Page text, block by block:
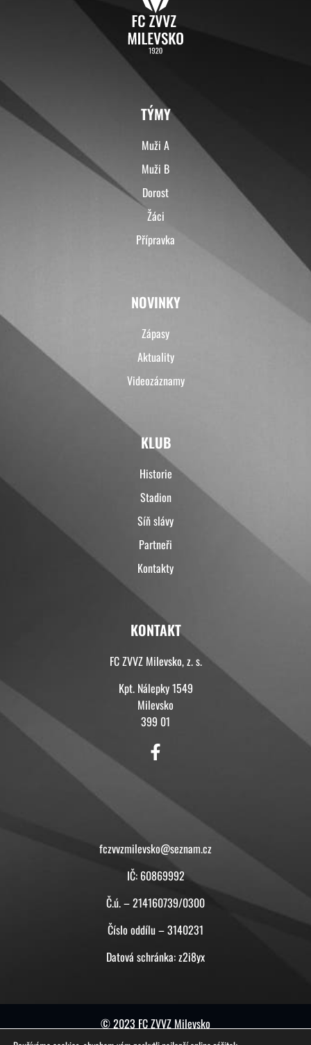
TÝMY
Muži A
Muži B
Dorost
Žáci
Přípravka
NOVINKY
Zápasy
Aktuality
Videozáznamy
KLUB
Historie
Stadion
Síň slávy
Partneři
Kontakty
KONTAKT
FC ZVVZ Milevsko, z. s.
Kpt. Nálepky 1549
Milevsko
399 01
fczvvzmilevsko@seznam.cz
IČ: 60869992
Č.ú. – 214160739/0300
Číslo oddílu – 3140231
Datová schránka: z2i8yx
© 2023 FC ZVVZ Milevsko